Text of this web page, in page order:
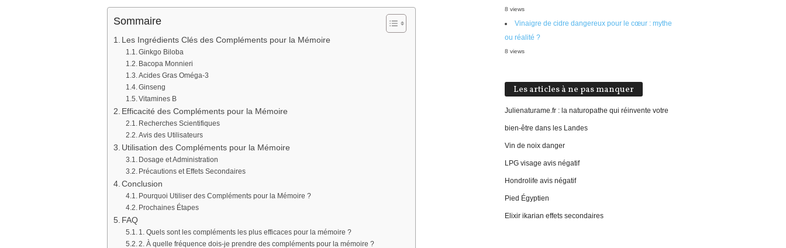
Sommaire
Les Ingrédients Clés des Compléments pour la Mémoire
Ginkgo Biloba
Bacopa Monnieri
Acides Gras Oméga-3
Ginseng
Vitamines B
Efficacité des Compléments pour la Mémoire
Recherches Scientifiques
Avis des Utilisateurs
Utilisation des Compléments pour la Mémoire
Dosage et Administration
Précautions et Effets Secondaires
Conclusion
Pourquoi Utiliser des Compléments pour la Mémoire ?
Prochaines Étapes
FAQ
1. Quels sont les compléments les plus efficaces pour la mémoire ?
2. À quelle fréquence dois-je prendre des compléments pour la mémoire ?
8 views
Vinaigre de cidre dangereux pour le cœur : mythe
ou réalité ?
8 views
Les articles à ne pas manquer
Julienaturame.fr : la naturopathe qui réinvente votre
bien-être dans les Landes
Vin de noix danger
LPG visage avis négatif
Hondrolife avis négatif
Pied Égyptien
Elixir ikarian effets secondaires